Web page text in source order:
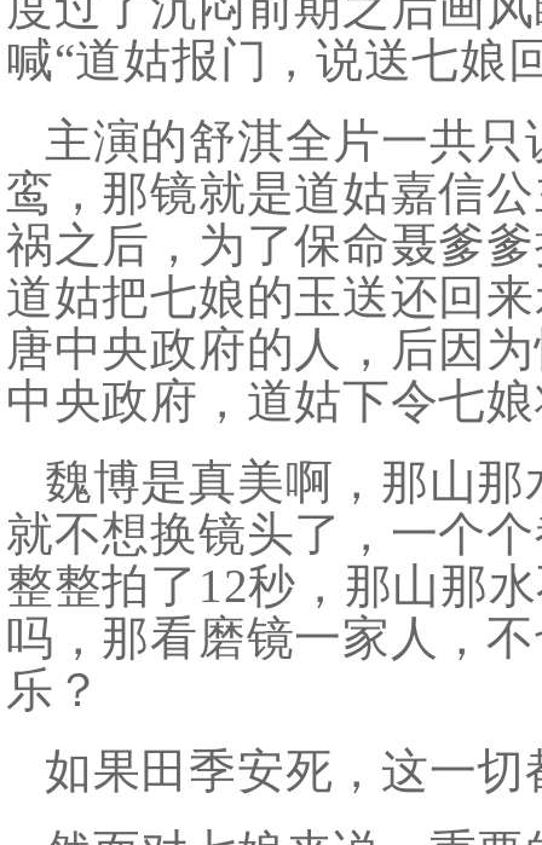
喊“道姑报门，说送七娘
主演的舒淇全片一共
鸾，那镜就是道姑嘉信
祸之后，为了保命聂爹
道姑把七娘的玉送还回
唐中央政府的人，后因
中央政府，道姑下令七
魏博是真美啊，那山
就不想换镜头了，一个
整整拍了12秒，那山那
吗，那看磨镜一家人，
乐？
如果田季安死，这一切